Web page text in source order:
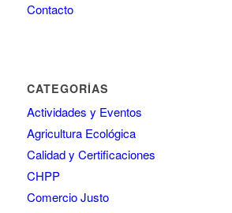
Contacto
CATEGORÍAS
Actividades y Eventos
Agricultura Ecológica
Calidad y Certificaciones
CHPP
Comercio Justo